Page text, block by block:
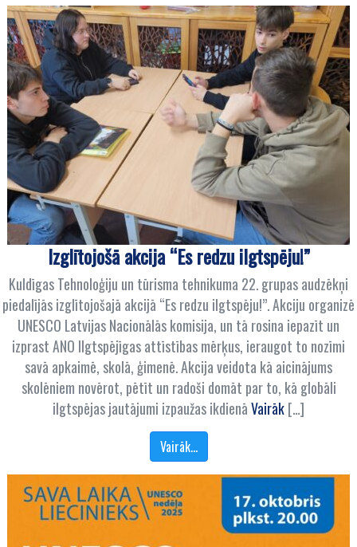
Izglītojošā akcija “Es redzu ilgtspēju!”
Kuldīgas Tehnoloģiju un tūrisma tehnikuma 22. grupas audzēkņi
piedalījās izglītojošajā akcijā “Es redzu ilgtspēju!”. Akciju organizē
UNESCO Latvijas Nacionālās komisija, un tā rosina iepazīt un
izprast ANO Ilgtspējīgas attīstības mērķus, ieraugot to nozīmi
savā apkaimē, skolā, ģimenē. Akcija veidota kā aicinājums
skolēniem novērot, pētīt un radoši domāt par to, kā globāli
ilgtspējas jautājumi izpaužas ikdienāVairāk[…]
Vairāk…